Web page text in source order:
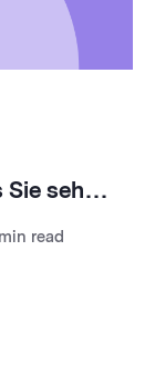
sehen
min read